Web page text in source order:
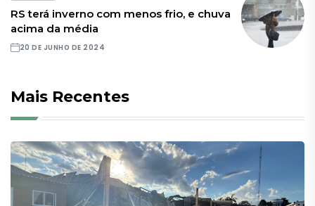
RS terá inverno com menos frio, e chuva
acima da média
20 DE JUNHO DE 2024
Mais Recentes